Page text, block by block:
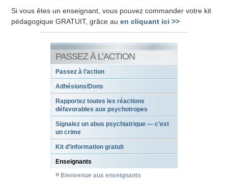
Si vous êtes un enseignant, vous pouvez commander votre kit
pédagogique GRATUIT, grâce auen cliquant ici >>
PASSEZ À L’ACTION
Passez à l’action
Adhésions/Dons
Rapportez toutes les réactions
défavorables aux psychotropes
Signalez un abus psychiatrique — c’est
un crime
Kit d’information gratuit
Enseignants
Bienvenue aux enseignants